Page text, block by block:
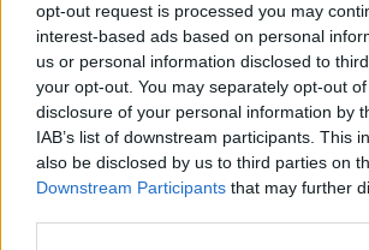
opt-out request is processed you may
interest-based ads based on personal
us or personal information disclosed to
your opt-out. You may separately opt-out
disclosure of your personal information by
IAB’s list of downstream participants. This
also be disclosed by us to third parties on
Downstream Participants that may further